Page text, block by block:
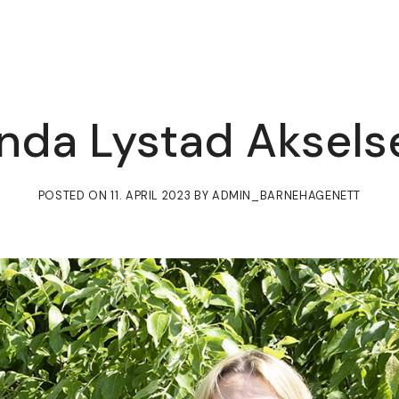
Lystad
POSTED ON11. APRIL 2023 BY ADMIN_BARNEHAGENETT